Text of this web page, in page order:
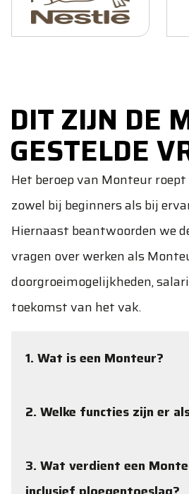
DIT ZIJN DE
GESTELDE
Het beroep van Monteur roept
zowel bij beginners als bij
Hiernaast beantwoorden we
vragen over werken als
doorgroeimogelijkheden,
toekomst van het vak.
1. Wat is een Monteur?
onderhouden, repareren en
ervoor dat apparatuur goed
2. Welke functies zijn er
functies, afhankelijk van
3. Wat verdient een